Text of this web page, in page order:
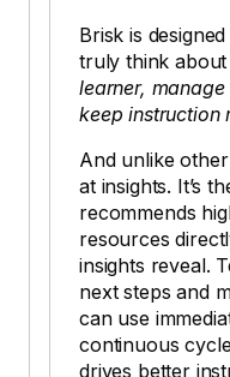
Brisk is
truly think
learner,
keep instruction
And unlike
at insights. It’s
recommends
resources
insights reveal.
next steps and
can use
continuous
drives better